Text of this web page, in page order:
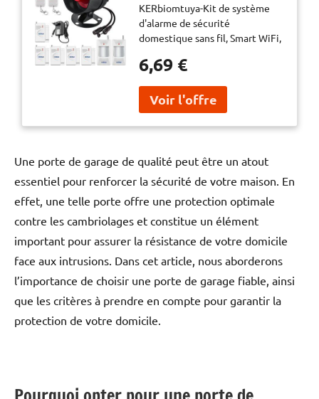
sans fil, Smart WiFi, Anti-
cambriolage, Garage,
Sirène avec capteur de
mouvement de porte,
Alexa
KERbiomtuya-Kit de système
d'alarme de sécurité
domestique sans fil, Smart WiFi,
Sirène avec capteur de
6,69 €
Une porte de garage de qualité peut être un atout
essentiel pour renforcer la sécurité de votre maison. En
effet, une telle porte offre une protection optimale
contre les cambriolages et constitue un élément
important pour assurer la résistance de votre domicile
face aux intrusions. Dans cet article, nous aborderons
l’importance de choisir une porte de garage fiable, ainsi
que les critères à prendre en compte pour garantir la
protection de votre domicile.